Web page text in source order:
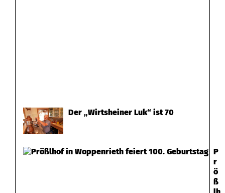
Der „Wirtsheiner Luk“ ist 70
P
r
ö
ß